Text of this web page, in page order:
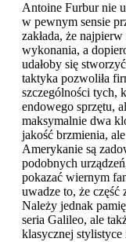
Antoine Furbur nie
w pewnym sensie
zakłada, że
wykonania, a
udałoby się
taktyka pozwoliła
szczególności tych,
endowego sprzętu,
maksymalnie dwa
jakość brzmienia,
Amerykanie są
podobnych
pokazać wiernym
uwadze to, że część
Należy jednak
seria Galileo, ale
klasycznej